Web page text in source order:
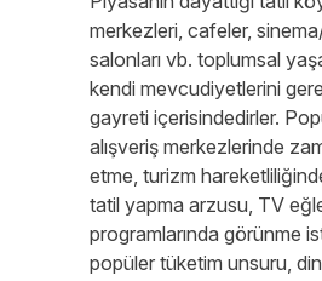
merkezleri, cafeler,
salonları vb. toplumsal
kendi mevcudiyetlerini
gayreti içerisindedirler.
alışveriş merkezlerinde
etme, turizm
tatil yapma arzusu, TV
programlarında görünme
popüler tüketim unsuru,